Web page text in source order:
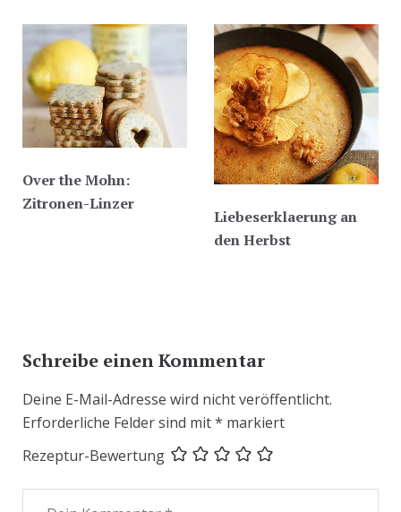
Over the Mohn:
Zitronen-Linzer
Liebeserklaerung an
den Herbst
Schreibe einen Kommentar
Deine E-Mail-Adresse wird nicht veröffentlicht.
Erforderliche Felder sind mit* markiert
Rezeptur-Bewertung